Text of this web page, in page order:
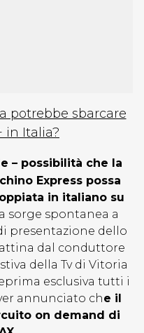
potrebbe sbarcare
in Italia?
– possibilità che la
Express possa
in italiano su
sorge spontanea a
presentazione dello
dal conduttore
della Tv di Vitoria
esclusiva tutti i
annunciato che il
on demand di